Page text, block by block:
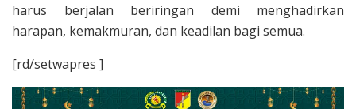
harus berjalan beriringan demi menghadirkan
harapan, kemakmuran, dan keadilan bagi semua.
[rd/setwapres ]